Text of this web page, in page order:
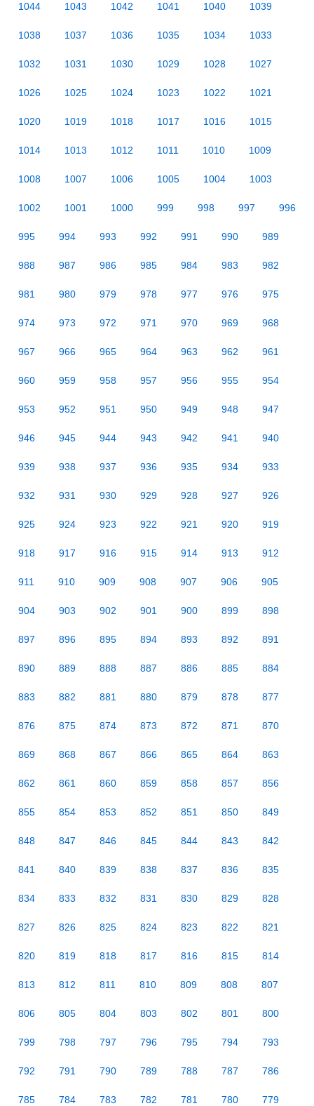
1044 1043 1042 1041 1040 1039
1038 1037 1036 1035 1034 1033
1032 1031 1030 1029 1028 1027
1026 1025 1024 1023 1022 1021
1020 1019 1018 1017 1016 1015
1014 1013 1012 1011 1010 1009
1008 1007 1006 1005 1004 1003
1002 1001 1000 999 998 997 996
995 994 993 992 991 990 989
988 987 986 985 984 983 982
981 980 979 978 977 976 975
974 973 972 971 970 969 968
967 966 965 964 963 962 961
960 959 958 957 956 955 954
953 952 951 950 949 948 947
946 945 944 943 942 941 940
939 938 937 936 935 934 933
932 931 930 929 928 927 926
925 924 923 922 921 920 919
918 917 916 915 914 913 912
911 910 909 908 907 906 905
904 903 902 901 900 899 898
897 896 895 894 893 892 891
890 889 888 887 886 885 884
883 882 881 880 879 878 877
876 875 874 873 872 871 870
869 868 867 866 865 864 863
862 861 860 859 858 857 856
855 854 853 852 851 850 849
848 847 846 845 844 843 842
841 840 839 838 837 836 835
834 833 832 831 830 829 828
827 826 825 824 823 822 821
820 819 818 817 816 815 814
813 812 811 810 809 808 807
806 805 804 803 802 801 800
799 798 797 796 795 794 793
792 791 790 789 788 787 786
785 784 783 782 781 780 779